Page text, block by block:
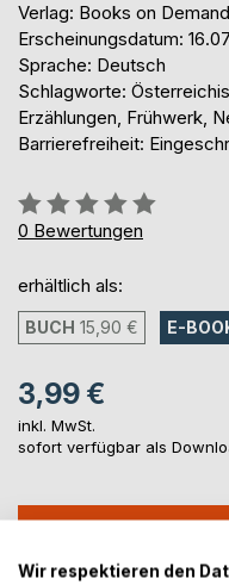
Verlag: Books on Demand
Erscheinungsdatum:
Sprache: Deutsch
Schlagworte:
Erzählungen, Frühwerk,
Barrierefreiheit:
Bewertung::
0%
0 Bewertungen
erhältlich als:
BUCH 15,90 € E-
3,99 €
inkl. MwSt.
sofort verfügbar als
Wir respektieren den